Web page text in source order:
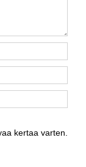
kertaa varten.